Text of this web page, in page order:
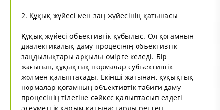
2. Құқық жүйесі мен заң жүйесінің қатынасы
Құқық жүйесі объективтік құбылыс. Ол қоғамның
диалектикалық даму процесінің объективтік
заңдылықтары арқылы өмірге келеді. Бір
жағынан, құқықтық нормалар субъективтік
жолмен қалыптасады. Екінші жағынан, құқықтық
нормалар қоғамның объективтік табиғи даму
процесінің тілегіне сәйкес қалыптасып елдегі
әлеуметтік қарым-қатынастарды реттеп,